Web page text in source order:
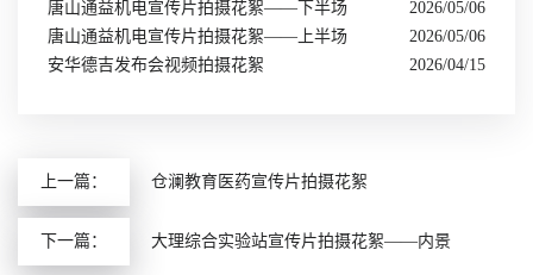
2026/05/06
唐山通益机电宣传片拍摄花絮——下半场
2026/05/06
唐山通益机电宣传片拍摄花絮——上半场
2026/04/15
安华德吉发布会视频拍摄花絮
上一篇： 仓澜教育医药宣传片拍摄花絮
下一篇： 大理综合实验站宣传片拍摄花絮——内景